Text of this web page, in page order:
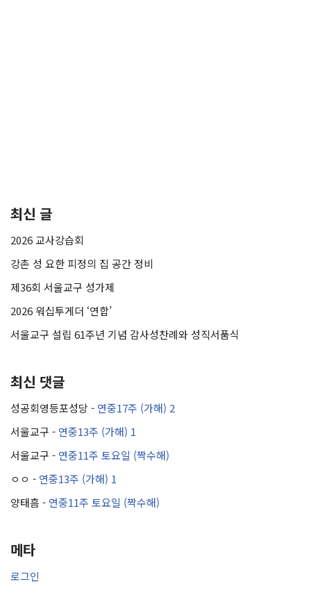
최신 글
2026 교사강습회
강촌 성 요한 피정의 집 공간 정비
제36회 서울교구 성가제
2026 워십투게더 ‘연합’
서울교구 설립 61주년 기념 감사성찬례와 성직서품식
최신 댓글
성공회영등포성당 - 연중17주 (가해) 2
서울교구 - 연중13주 (가해) 1
서울교구 - 연중11주 토요일 (짝수해)
ㅇㅇ - 연중13주 (가해) 1
양태흠 - 연중11주 토요일 (짝수해)
메타
로그인